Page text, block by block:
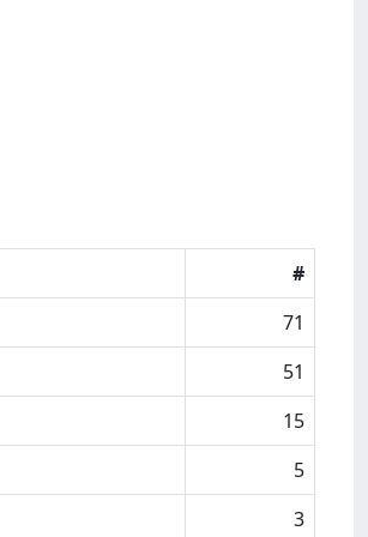
#
71
51
15
5
3